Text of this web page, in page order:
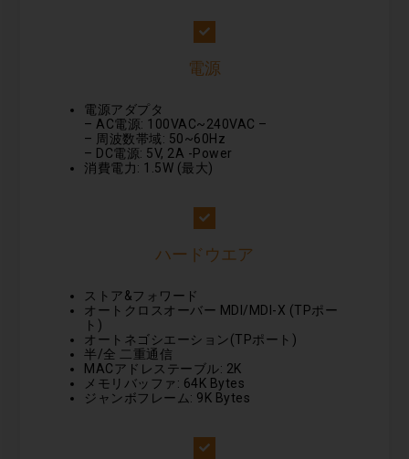
電源
電源アダプタ
– AC電源: 100VAC~240VAC –
– 周波数帯域: 50~60Hz
– DC電源: 5V, 2A -Power
消費電力: 1.5W (最大)
ハードウエア
ストア&フォワード
オートクロスオーバー MDI/MDI-X (TPポー
ト)
オートネゴシエーション(TPポート)
半/全 二重通信
MACアドレステーブル: 2K
メモリバッファ: 64K Bytes
ジャンボフレーム: 9K Bytes